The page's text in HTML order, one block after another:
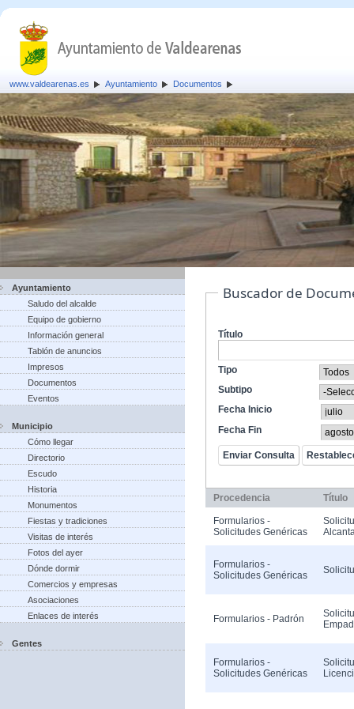
www.valdearenas.es Ayuntamiento Documentos
Ayuntamiento
Saludo del alcalde
Equipo de gobierno
Información general
Tablón de anuncios
Impresos
Documentos
Eventos
Municipio
Cómo llegar
Directorio
Escudo
Historia
Monumentos
Fiestas y tradiciones
Visitas de interés
Fotos del ayer
Dónde dormir
Comercios y empresas
Asociaciones
Enlaces de interés
Gentes
Buscador de
Título
Tipo
Subtipo
Fecha Inicio
Fecha Fin
Procedencia Título
Formularios -
Solicitudes Genéricas
Formularios -
Solicitudes Genéricas
Formularios - Padrón
Formularios -
Solicitudes Genéricas